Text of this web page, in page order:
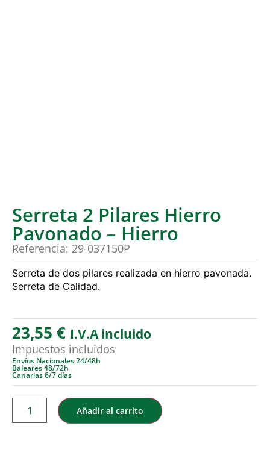
Serreta 2 Pilares Hierro
Pavonado – Hierro
Referencia: 29-037150P
Serreta de dos pilares realizada en hierro pavonada.
Serreta de Calidad.
23,55 € I.V.A incluido
Impuestos incluidos
Envíos Nacionales 24/48h
Baleares 48/72h
Canarias 6/7 días
Añadir al carrito